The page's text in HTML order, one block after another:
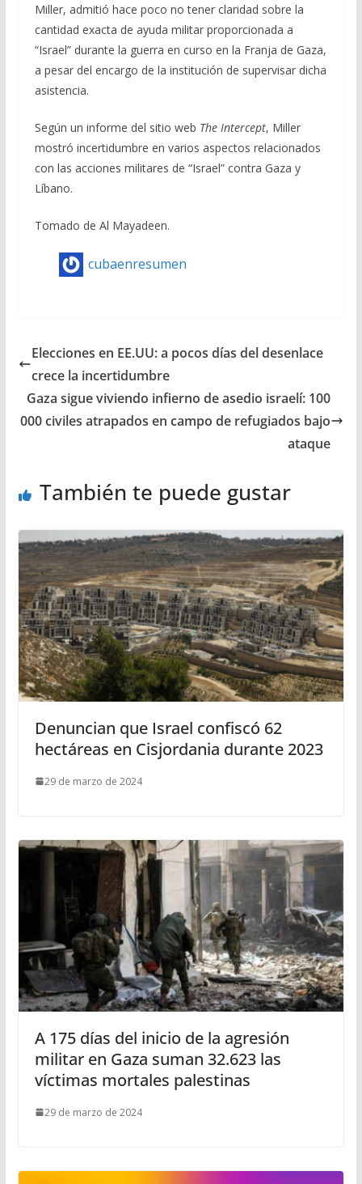
Miller, admitió hace poco no tener claridad sobre la
cantidad exacta de ayuda militar proporcionada a
“Israel” durante la guerra en curso en la Franja de Gaza,
a pesar del encargo de la institución de supervisar dicha
asistencia.
Según un informe del sitio web The Intercept, Miller
mostró incertidumbre en varios aspectos relacionados
con las acciones militares de “Israel” contra Gaza y
Líbano.
Tomado de Al Mayadeen.
cubaenresumen
Elecciones en EE.UU: a pocos días del desenlace
crece la incertidumbre
Gaza sigue viviendo infierno de asedio israelí: 100
000 civiles atrapados en campo de refugiados bajo
ataque
También te puede gustar
Denuncian que Israel confiscó 62
hectáreas en Cisjordania durante 2023
29 de marzo de 2024
A 175 días del inicio de la agresión
militar en Gaza suman 32.623 las
víctimas mortales palestinas
29 de marzo de 2024